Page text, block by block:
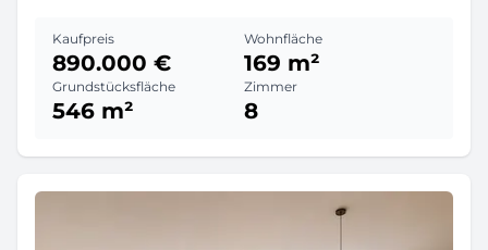
Kaufpreis
890.000 €
Wohnfläche
169 m²
Grundstücksfläche
546 m²
Zimmer
8